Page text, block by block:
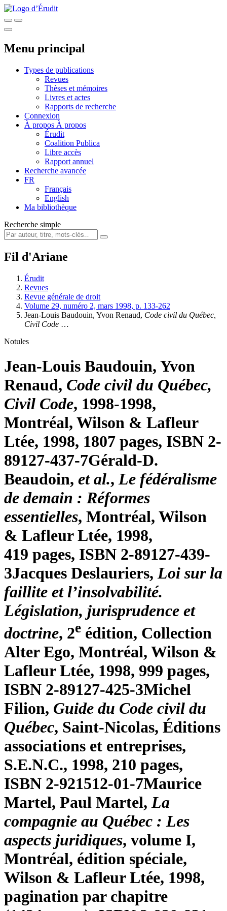
Menu principal
Types de publications
Revues
Thèses et mémoires
Livres et actes
Rapports de recherche
Connexion
À propos À propos
Érudit
Coalition Publica
Libre accès
Rapport annuel
Recherche avancée
FR
Français
English
Ma bibliothèque
Recherche simple
Fil d'Ariane
Érudit
Revues
Revue générale de droit
Volume 29, numéro 2, mars 1998, p. 133-262
Jean-Louis Baudouin, Yvon Renaud, Code civil du Québec,
Civil Code …
Notules
Jean-Louis Baudouin, Yvon
Renaud, Code civil du Québec,
Civil Code, 1998-1998,
Montréal, Wilson & Lafleur
Ltée, 1998, 1807 pages, ISBN 2-
89127-437-7Gérald-D.
Beaudoin, et al., Le fédéralisme
de demain : Réformes
essentielles, Montréal, Wilson
& Lafleur Ltée, 1998,
419 pages, ISBN 2-89127-439-
3Jacques Deslauriers, Loi sur la
faillite et l’insolvabilité.
Législation, jurisprudence et
doctrine, 2e édition, Collection
Alter Ego, Montréal, Wilson &
Lafleur Ltée, 1998, 999 pages,
ISBN 2-89127-425-3Michel
Filion, Guide du Code civil du
Québec, Saint-Nicolas, Éditions
associations et entreprises,
S.E.N.C., 1998, 210 pages,
ISBN 2-921512-01-7Maurice
Martel, Paul Martel, La
compagnie au Québec : Les
aspects juridiques, volume I,
Montréal, édition spéciale,
Wilson & Lafleur Ltée, 1998,
pagination par chapitre